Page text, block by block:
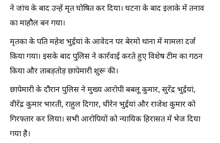
ने जांच के बाद उन्हें मृत घोषित कर दिया। घटना के बाद इलाके में तनाव
का माहौल बन गया।
मृतका के पति महेश भुईयां के आवेदन पर बेरमो थाना में मामला दर्ज
किया गया। इसके बाद पुलिस ने कार्रवाई करते हुए विशेष टीम का गठन
किया और ताबड़तोड़ छापेमारी शुरू की।
छापेमारी के दौरान पुलिस ने मुख्य आरोपी बबलू कुमार, सुरेंद्र भुईयां,
वीरेंद्र कुमार भारती, राहुल दिगार, धीरेन भुईयां और राजेश कुमार को
गिरफ्तार कर लिया। सभी आरोपियों को न्यायिक हिरासत में भेज दिया
गया है।